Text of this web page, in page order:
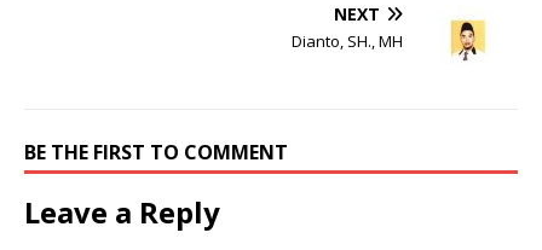
NEXT
Dianto, SH., MH
BE THE FIRST TO COMMENT
Leave a Reply